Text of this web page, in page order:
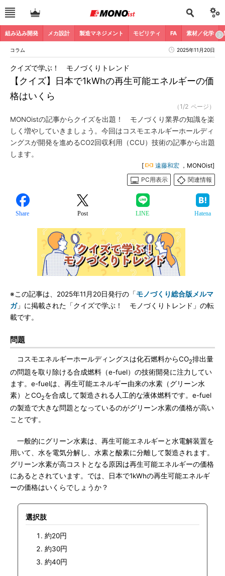
組み込み開発 メカ設計 製造マネジメント モビリティ FA 素材／化学
コラム 2025年11月20日
【クイズ】日本で1kWhの再生可能エネルギーの価
格はいくら
クイズで学ぶ！ モノづくりトレンド
（1/2 ページ）
MONOistの記事からクイズを出題！ モノづくり業界の知識を楽
しく増やしていきましょう。今回はコスモエネルギーホールディ
ングスが開発を進めるCO2回収利用（CCU）技術の記事から出題
します。
[ 遠藤和宏 ，MONOist]
PC用表示
関連情報
Share Post LINE Hatena
※この記事は、2025年11月20日発行の「モノづくり総合版メルマ
ガ」に掲載された「クイズで学ぶ！ モノづくりトレンド」の転
載です。
問題
コスモエネルギーホールディングスは化石燃料からCO2排出量
の問題を取り除ける合成燃料（e-fuel）の技術開発に注力してい
ます。e-fuelは、再生可能エネルギー由来の水素（グリーン水
素）とCO2を合成して製造される人工的な液体燃料です。e-fuel
の製造で大きな問題となっているのがグリーン水素の価格が高い
ことです。
一般的にグリーン水素は、再生可能エネルギーと水電解装置を
用いて、水を電気分解し、水素と酸素に分離して製造されます。
グリーン水素が高コストとなる原因は再生可能エネルギーの価格
にあるとされています。では、日本で1kWhの再生可能エネルギ
ーの価格はいくらでしょうか？
選択肢
約20円
約30円
約40円